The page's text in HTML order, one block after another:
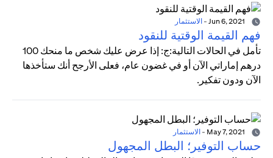
- الاستثمار
فهم القيمة الوقتية للنقود
تأمل في الحالات التالية:ج: إذا عرض عليك شخص ما منحك 100
درهم إماراتي الآن أو في غضون عام، فعلى الأرجح أنك ستأخذها
الآن ودون تفكير.
- الاستثمار
حساب التوفير؛ البطل المجهول